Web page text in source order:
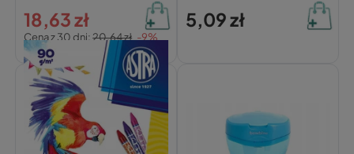
18,63 zł
Cena z 30 dni:20,64 zł -9%
5,09 zł